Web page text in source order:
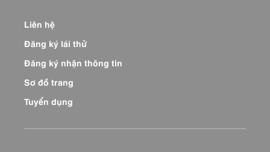
Liên hệ
Đăng ký lái thử
Đăng ký nhận thông tin
Sơ đồ trang
Tuyển dụng